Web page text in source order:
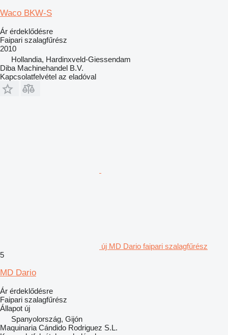
Waco BKW-S
Ár érdeklődésre
Faipari szalagfűrész
2010
Hollandia, Hardinxveld-Giessendam
Diba Machinehandel B.V.
Kapcsolatfelvétel az eladóval
új MD Dario faipari szalagfűrész
5
MD Dario
Ár érdeklődésre
Faipari szalagfűrész
Állapot új
Spanyolország, Gijón
Maquinaria Cándido Rodriguez S.L.